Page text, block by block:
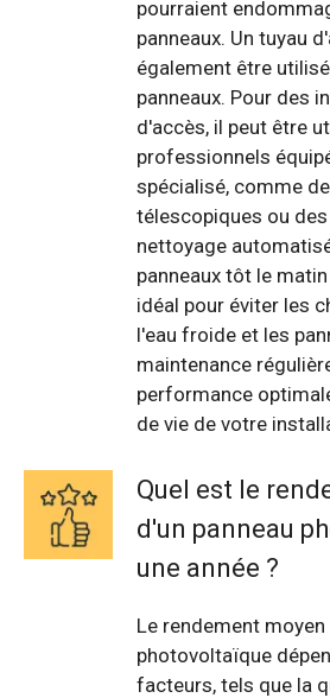
pourraient
panneaux. Un tuyau
également être
panneaux. Pour des
d'accès, il peut être
professionnels
spécialisé, comme
télescopiques ou
nettoyage
panneaux tôt le
idéal pour éviter les
l'eau froide et les
maintenance
performance
de vie de votre
Quel est le
d'un panneau
une année ?
Le rendement moyen
photovoltaïque
facteurs, tels que la